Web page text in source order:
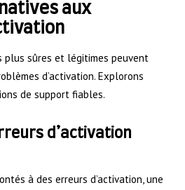
aux
plus sûres et légitimes peuvent
d’activation. Explorons
de support fiables.
d’activation
à des erreurs d’activation, une